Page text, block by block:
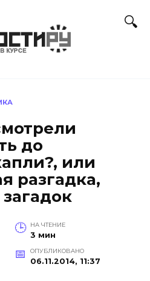
до
или
разгадка,
НА ЧТЕНИЕ
3 мин
ОПУБЛИКОВАНО
06.11.2014, 11:37